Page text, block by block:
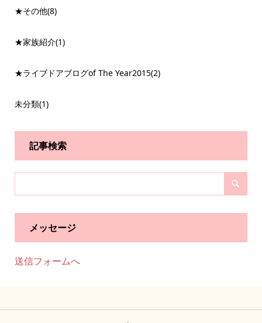
★その他(8)
★家族紹介(1)
★ライブドアブログof The Year2015(2)
未分類(1)
記事検索
メッセージ
送信フォームへ